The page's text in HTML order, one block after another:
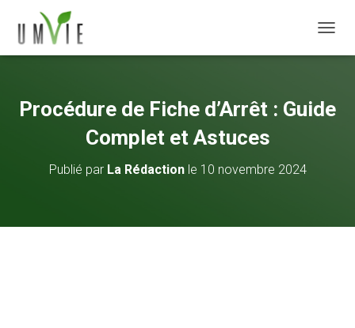
Procédure de Fiche d’Arrêt : Guide
Complet et Astuces
Publié par La Rédactionle 10 novembre 2024